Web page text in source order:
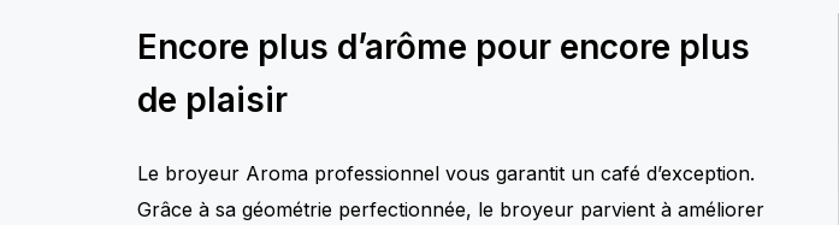
Encore plus d’arôme pour encore plus
de plaisir
Le broyeur Aroma professionnel vous garantit un café d’exception.
Grâce à sa géométrie perfectionnée, le broyeur parvient à améliorer